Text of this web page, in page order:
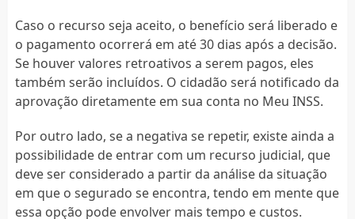
Caso o recurso seja aceito, o benefício será liberado e
o pagamento ocorrerá em até 30 dias após a decisão.
Se houver valores retroativos a serem pagos, eles
também serão incluídos. O cidadão será notificado da
aprovação diretamente em sua conta no Meu INSS.
Por outro lado, se a negativa se repetir, existe ainda a
possibilidade de entrar com um recurso judicial, que
deve ser considerado a partir da análise da situação
em que o segurado se encontra, tendo em mente que
essa opção pode envolver mais tempo e custos.